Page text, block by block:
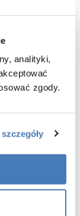
analityki,
zgody.
x wysokość)
na brodziku
kabiny w czystości
ściekaniu